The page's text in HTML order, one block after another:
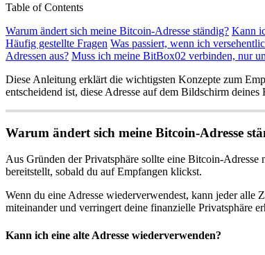
Table of Contents
Warum ändert sich meine Bitcoin-Adresse ständig? Kann
Häufig gestellte Fragen Was passiert, wenn ich
Adressen aus? Muss ich meine BitBox02 verbinden, nur
Diese Anleitung erklärt die wichtigsten Konzepte zum
entscheidend ist, diese Adresse auf dem Bildschirm
Warum ändert sich meine Bitcoin-Adresse
Aus Gründen der Privatsphäre sollte eine Bitcoin-
bereitstellt, sobald du auf Empfangen klickst.
Wenn du eine Adresse wiederverwendest, kann jeder alle
miteinander und verringert deine finanzielle Privatsphäre
Kann ich eine alte Adresse wiederverwenden?